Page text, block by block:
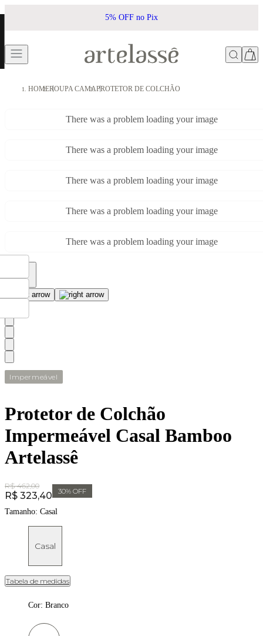
5% OFF no Pix
HOMEROUPA CAMAPROTETOR DE COLCHÃO
There was a problem loading your image
There was a problem loading your image
There was a problem loading your image
There was a problem loading your image
There was a problem loading your image
Impermeável
Protetor de Colchão
Impermeável Casal Bamboo
Artelassê
Original Price:
R$ 462,00
Price:
R$ 323,40 30% OFF
Tamanho: Casal
Casal
Tabela de medidas
Cor: Branco
Cor: Branco